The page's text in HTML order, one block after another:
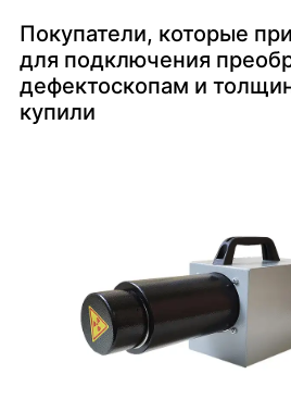
Покупатели, которые
для подключения
дефектоскопам и
купили